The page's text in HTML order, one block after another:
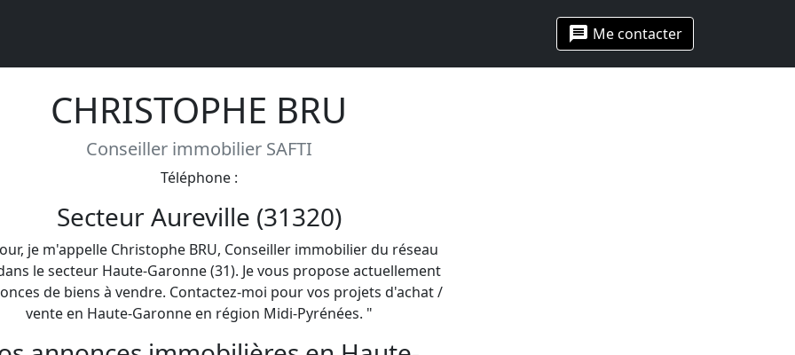
message Me contacter
CHRISTOPHE BRU
Conseiller immobilier SAFTI
Téléphone :
Secteur Aureville (31320)
je m'appelle Christophe BRU, Conseiller immobilier du réseau
le secteur Haute-Garonne (31). Je vous propose actuellement
de biens à vendre. Contactez-moi pour vos projets d'achat /
vente en Haute-Garonne en région Midi-Pyrénées. "